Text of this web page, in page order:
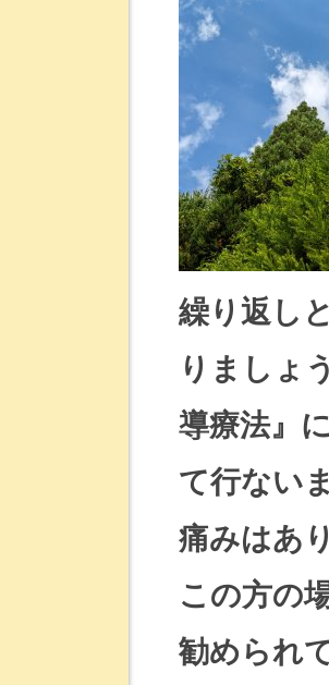
繰り返し
りましょ
導療法』
て行ない
痛みはあ
この方の
勧められ